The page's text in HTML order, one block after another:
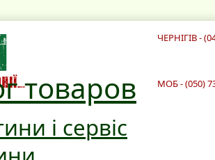
ЧЕРНІГІВ -
товаров
і сервіс
МОБ - (050)